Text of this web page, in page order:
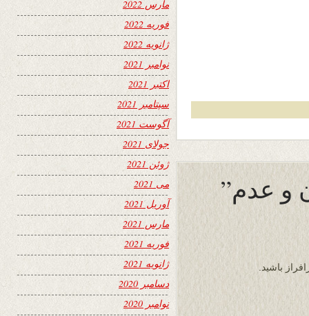
و عدم”
باشید.
مارس 2022
فوریه 2022
ژانویه 2022
نوامبر 2021
اکتبر 2021
سپتامبر 2021
آگوست 2021
جولای 2021
ژوئن 2021
می 2021
آوریل 2021
مارس 2021
فوریه 2021
ژانویه 2021
دسامبر 2020
نوامبر 2020